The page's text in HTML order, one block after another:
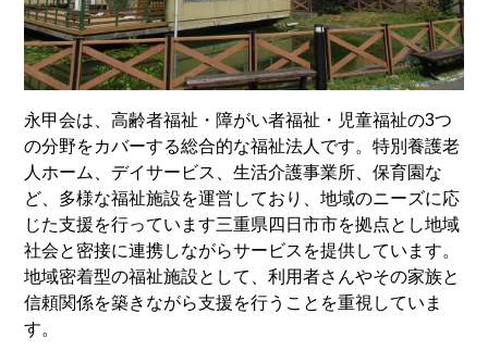
永甲会は、高齢者福祉・障がい者福祉・児童福祉の3つ
の分野をカバーする総合的な福祉法人です。特別養護老
人ホーム、デイサービス、生活介護事業所、保育園な
ど、多様な福祉施設を運営しており、地域のニーズに応
じた支援を行っています三重県四日市市を拠点とし地域
社会と密接に連携しながらサービスを提供しています。
地域密着型の福祉施設として、利用者さんやその家族と
信頼関係を築きながら支援を行うことを重視していま
す。